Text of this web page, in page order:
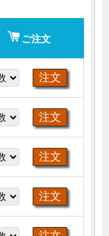
ご注文